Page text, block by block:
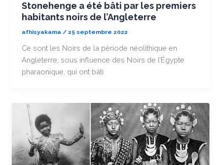
Stonehenge a été bâti par les premiers
habitants noirs de l’Angleterre
afhisyakama /25 septembre 2022
Ce sont les Noirs de la période néolithique en
Angleterre, sous influence des Noirs de l’Égypte
pharaonique, qui ont bâti